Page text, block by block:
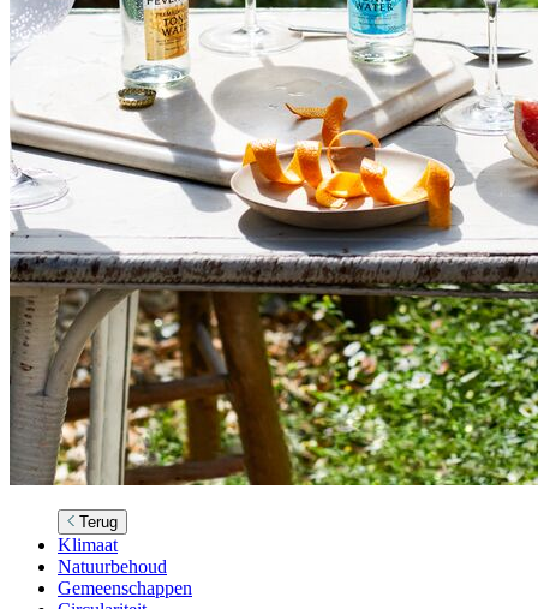
Terug
Klimaat
Natuurbehoud
Gemeenschappen